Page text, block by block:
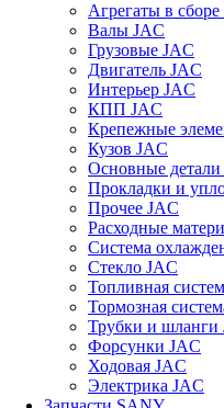
Агрегаты в
Валы JAC
Грузовые JAC
Двигатель JAC
Интерьер JAC
КПП JAC
Крепежные
Кузов JAC
Основные детали
Прокладки и
Прочее JAC
Расходные
Система
Стекло JAC
Топливная
Тормозная
Трубки и шланги
Форсунки JAC
Ходовая JAC
Электрика JAC